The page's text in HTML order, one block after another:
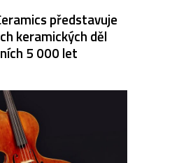
představuje
keramických děl
5 000 let